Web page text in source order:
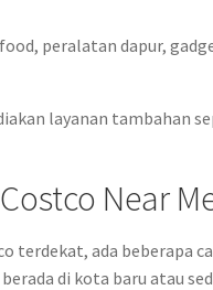
peralatan dapur,
layanan tambahan
Near
terdekat, ada beberapa
di kota baru atau